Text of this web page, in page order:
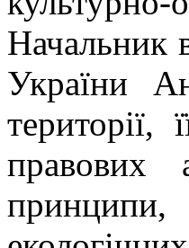
Начальник
України
правових
принципи,